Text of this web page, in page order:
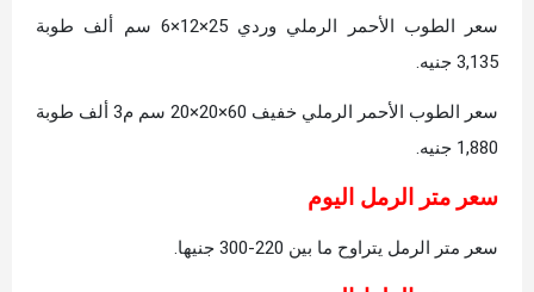
سعر الطوب الأحمر الرملي وردي 25×12×6 سم ألف طوبة
3,135 جنيه.
سعر الطوب الأحمر الرملي خفيف 60×20×20 سم م3 ألف طوبة
1,880 جنيه.
سعر متر الرمل اليوم
سعر متر الرمل يتراوح ما بين 220-300 جنيها.